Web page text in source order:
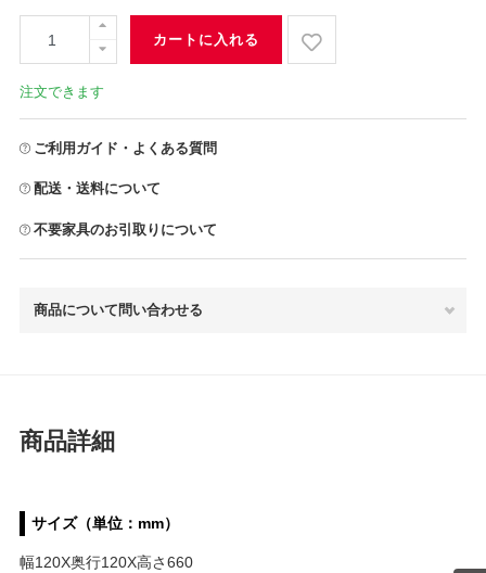
カートに入れる
注文できます
ご利用ガイド・よくある質問
配送・送料について
不要家具のお引取りについて
商品について問い合わせる
商品詳細
サイズ（単位：mm）
幅120X奥行120X高さ660